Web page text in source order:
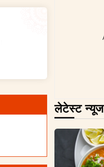
लेटेस्ट न्यूज